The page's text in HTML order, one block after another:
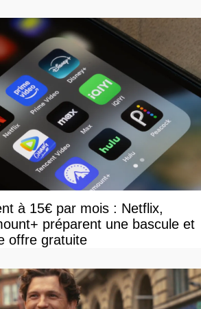
à 15€ par mois : Netflix,
préparent une bascule et
offre gratuite